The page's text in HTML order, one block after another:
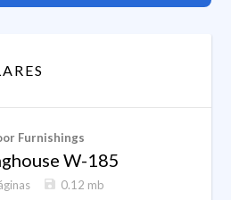
Furnishings
W-185
0.12 mb